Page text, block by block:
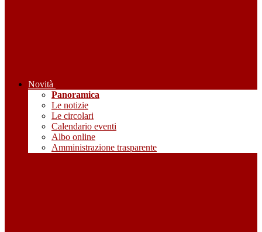
Novità
Panoramica
Le notizie
Le circolari
Calendario eventi
Albo online
Amministrazione trasparente